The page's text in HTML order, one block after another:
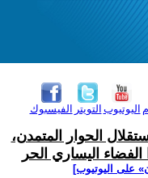
الفيسبوك التويتر اليوتيوب
الحوار المتمدن،
اليساري الحر
على اليوتيوب]